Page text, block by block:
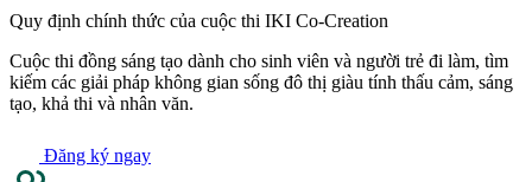
Quy định chính thức của cuộc thi IKI Co-Creation
Cuộc thi đồng sáng tạo dành cho sinh viên và người trẻ đi làm, tìm
kiếm các giải pháp không gian sống đô thị giàu tính thấu cảm, sáng
tạo, khả thi và nhân văn.
Đăng ký ngay